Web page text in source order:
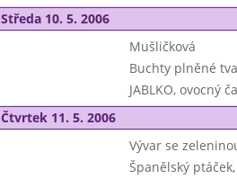
Středa 10. 5. 2006
Mušličková
Buchty plněné
JABLKO, ovocný
Čtvrtek 11. 5. 2006
Vývar se
Španělský